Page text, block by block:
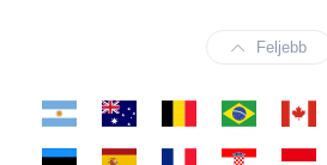
Feljebb